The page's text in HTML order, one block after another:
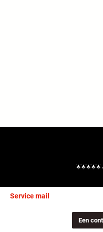
🌟🌟🌟🌟🌟
Service mail
Een